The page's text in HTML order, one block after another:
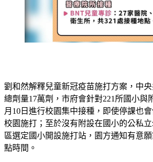
總劑量17萬劑，市府會針對221所國小與
月10日進行校園集中接種，即使停課也會
校園施打；至於沒有附設在國小的公私
區選定國小開設施打站，園方通知有意
點時間。